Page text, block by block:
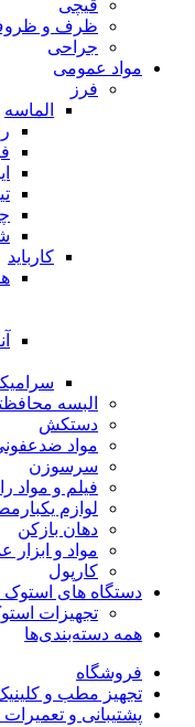
قیچی
ظرف و
جراحی
مواد عمومی
فرز
الماسه
کارباید
البسه
دستکش
مواد
سرسوزن
فیلم و مواد
لوازم
دهان بازکن
مواد و ابزار
کارپول
دستگاه های
تجهیزات
همه دسته‌بندی‌ها
فروشگاه
تجهیز مطب و
پشتیبانی و